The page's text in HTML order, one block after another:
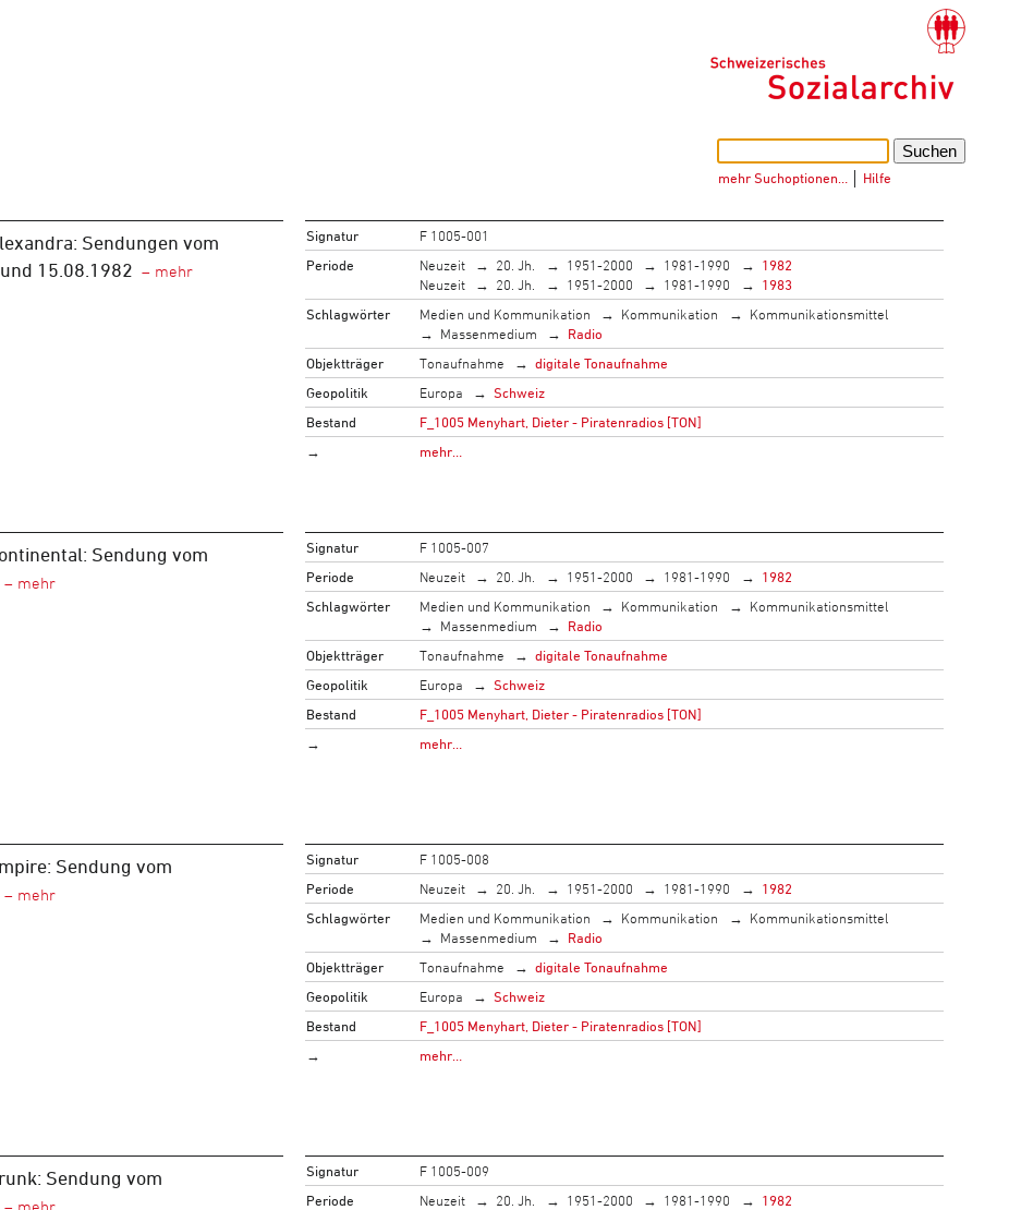
mehr Suchoptionen… Hilfe
Sendungen vom
15.08.1982
Signatur
F 1005-001
Periode
Neuzeit 20. Jh. 1951-2000 1981-1990
1982
Neuzeit
20. Jh. 1951-2000 1981-1990
1983
Schlagwörter
Medien und Kommunikation Kommunikation
Kommunikationsmittel
Massenmedium
Radio
Objektträger
Tonaufnahme
digitale Tonaufnahme
Geopolitik
Europa
Schweiz
Bestand
F_1005 Menyhart, Dieter - Piratenradios [TON]
→
mehr…
Sendung vom
Signatur
F 1005-007
Periode
Neuzeit 20. Jh. 1951-2000 1981-1990
1982
Schlagwörter
Medien und Kommunikation Kommunikation
Kommunikationsmittel
Massenmedium
Radio
Objektträger
Tonaufnahme
digitale Tonaufnahme
Geopolitik
Europa
Schweiz
Bestand
F_1005 Menyhart, Dieter - Piratenradios [TON]
→
mehr…
Sendung vom
Signatur
F 1005-008
Periode
Neuzeit 20. Jh. 1951-2000 1981-1990
1982
Schlagwörter
Medien und Kommunikation Kommunikation
Kommunikationsmittel
Massenmedium
Radio
Objektträger
Tonaufnahme
digitale Tonaufnahme
Geopolitik
Europa
Schweiz
Bestand
F_1005 Menyhart, Dieter - Piratenradios [TON]
→
mehr…
Sendung vom
Signatur
F 1005-009
Periode
Neuzeit 20. Jh. 1951-2000 1981-1990
1982